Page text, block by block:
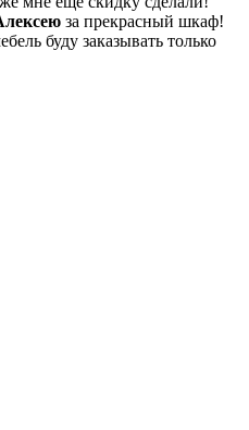
за прекрасный шкаф!
буду заказывать только